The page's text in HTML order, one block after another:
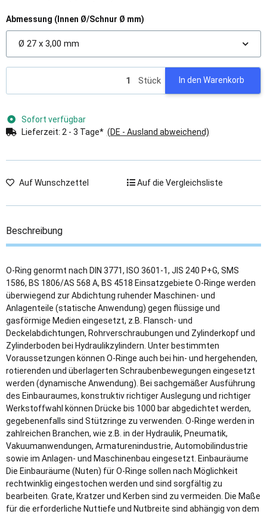
Abmessung (Innen Ø/Schnur Ø mm)
Ø 27 x 3,00 mm
Stück In den Warenkorb
Sofort verfügbar
Lieferzeit: 2 - 3 Tage* (DE - Ausland abweichend)
Auf Wunschzettel Auf die Vergleichsliste
Beschreibung
O-Ring genormt nach DIN 3771, ISO 3601-1, JIS 240 P+G, SMS
1586, BS 1806/AS 568 A, BS 4518 Einsatzgebiete O-Ringe werden
überwiegend zur Abdichtung ruhender Maschinen- und
Anlagenteile (statische Anwendung) gegen flüssige und
gasförmige Medien eingesetzt, z.B. Flansch- und
Deckelabdichtungen, Rohrverschraubungen und Zylinderkopf und
Zylinderboden bei Hydraulikzylindern. Unter bestimmten
Voraussetzungen können O-Ringe auch bei hin- und hergehenden,
rotierenden und überlagerten Schraubenbewegungen eingesetzt
werden (dynamische Anwendung). Bei sachgemäßer Ausführung
des Einbauraumes, konstruktiv richtiger Auslegung und richtiger
Werkstoffwahl können Drücke bis 1000 bar abgedichtet werden,
gegebenenfalls sind Stützringe zu verwenden. O-Ringe werden in
zahlreichen Branchen, wie z.B. in der Hydraulik, Pneumatik,
Vakuumanwendungen, Armaturenindustrie, Automobilindustrie
sowie im Anlagen- und Maschinenbau eingesetzt. Einbauräume
Die Einbauräume (Nuten) für O-Ringe sollen nach Möglichkeit
rechtwinklig eingestochen werden und sind sorgfältig zu
bearbeiten. Grate, Kratzer und Kerben sind zu vermeiden. Die Maße
für die erforderliche Nuttiefe und Nutbreite sind abhängig von dem